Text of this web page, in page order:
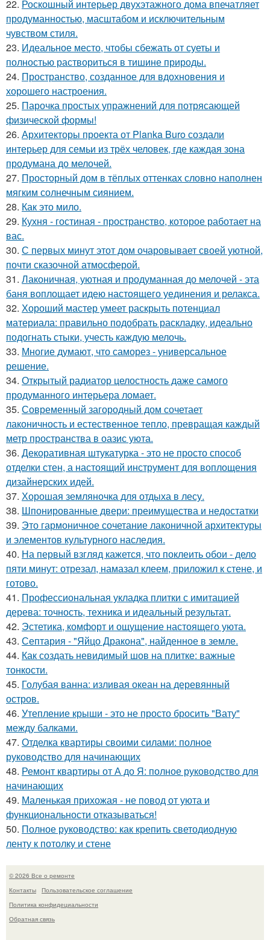
22. Роскошный интерьер двухэтажного дома впечатляет
продуманностью, масштабом и исключительным
чувством стиля.
23. Идеальное место, чтобы сбежать от суеты и
полностью раствориться в тишине природы.
24. Пространство, созданное для вдохновения и
хорошего настроения.
25. Парочка простых упражнений для потрясающей
физической формы!
26. Архитекторы проекта от Planka Buro создали
интерьер для семьи из трёх человек, где каждая зона
продумана до мелочей.
27. Просторный дом в тёплых оттенках словно наполнен
мягким солнечным сиянием.
28. Как это мило.
29. Кухня - гостиная - пространство, которое работает на
вас.
30. С первых минут этот дом очаровывает своей уютной,
почти сказочной атмосферой.
31. Лаконичная, уютная и продуманная до мелочей - эта
баня воплощает идею настоящего уединения и релакса.
32. Хороший мастер умеет раскрыть потенциал
материала: правильно подобрать раскладку, идеально
подогнать стыки, учесть каждую мелочь.
33. Многие думают, что саморез - универсальное
решение.
34. Открытый радиатор целостность даже самого
продуманного интерьера ломает.
35. Современный загородный дом сочетает
лаконичность и естественное тепло, превращая каждый
метр пространства в оазис уюта.
36. Декоративная штукатурка - это не просто способ
отделки стен, а настоящий инструмент для воплощения
дизайнерских идей.
37. Хорошая земляночка для отдыха в лесу.
38. Шпонированные двери: преимущества и недостатки
39. Это гармоничное сочетание лаконичной архитектуры
и элементов культурного наследия.
40. На первый взгляд кажется, что поклеить обои - дело
пяти минут: отрезал, намазал клеем, приложил к стене, и
готово.
41. Профессиональная укладка плитки с имитацией
дерева: точность, техника и идеальный результат.
42. Эстетика, комфорт и ощущение настоящего уюта.
43. Септария - "Яйцо Дракона", найденное в земле.
44. Как создать невидимый шов на плитке: важные
тонкости.
45. Голубая ванна: изливая океан на деревянный
остров.
46. Утепление крыши - это не просто бросить "Вату"
между балками.
47. Отделка квартиры своими силами: полное
руководство для начинающих
48. Ремонт квартиры от А до Я: полное руководство для
начинающих
49. Маленькая прихожая - не повод от уюта и
функциональности отказываться!
50. Полное руководство: как крепить светодиодную
ленту к потолку и стене
© 2026 Все о ремонте
Контакты
Пользовательское соглашение
Политика конфидециальности
Обратная связь